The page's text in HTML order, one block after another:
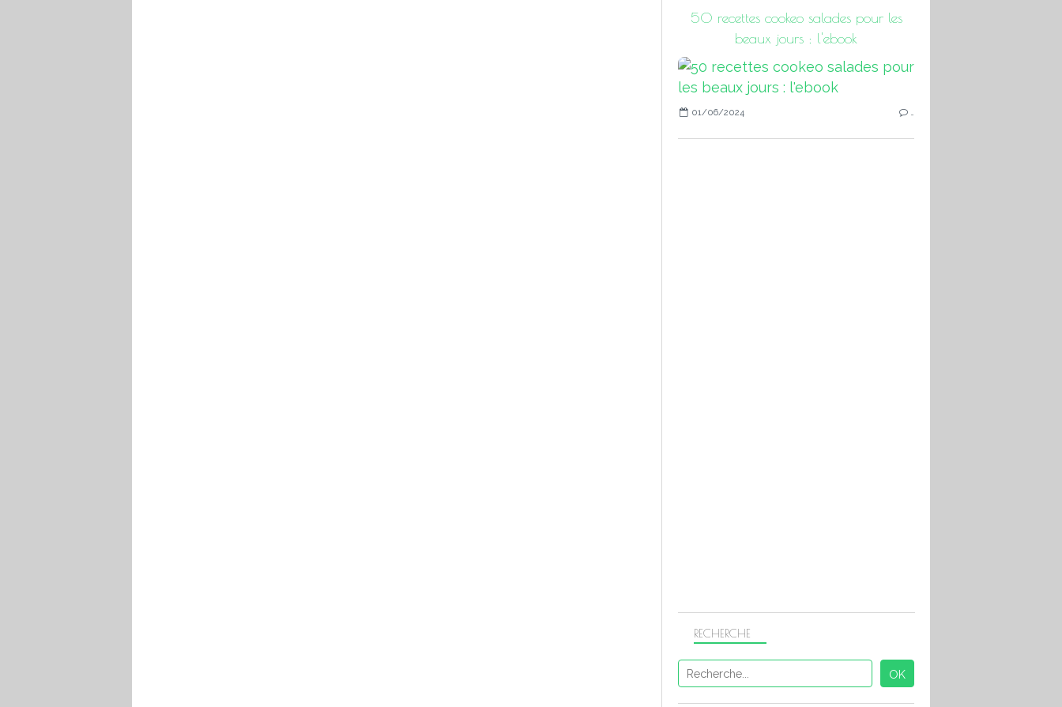
RECHERCHE
50 recettes cookeo salades pour les
beaux jours : l'ebook
01/06/2024 …